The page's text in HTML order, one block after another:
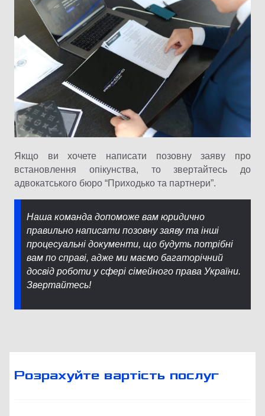
Якщо ви хочете написати позовну заяву про
встановлення опікунства, то звертайтесь до
адвокатського бюро “Приходько та партнери”.
Наша команда допоможе вам юридично
правильно написати позовну заяву та інші
процесуальні документи, що будуть потрібні
вам по справі, адже ми маємо багаторічний
досвід роботи у сфері сімейного права України.
Звертайтесь!
Розрахуйте вартість послуг